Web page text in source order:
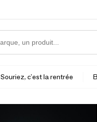
Souriez, c'est la rentrée